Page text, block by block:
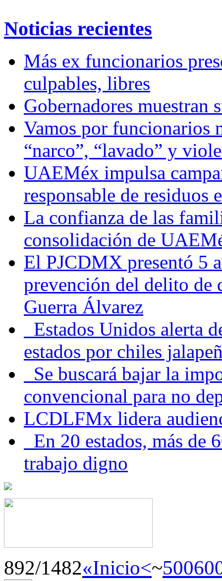
Noticias recientes
Más ex funcionarios
culpables, libres
Gobernadores muestran
Vamos por funcionarios
“narco”, “lavado” y
UAEMéx impulsa
responsable de residuos
La confianza de las
consolidación de
El PJCDMX presentó 5
prevención del delito de
Guerra Álvarez
Estados Unidos alerta
estados por chiles
Se buscará bajar la
convencional para no
LCDLFMx lidera
En 20 estados, más de
trabajo digno
892/1482«Inicio<~500